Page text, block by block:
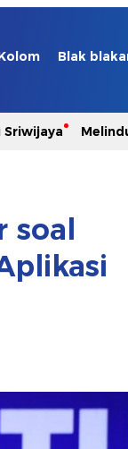
Blak
Sriwijaya
soal